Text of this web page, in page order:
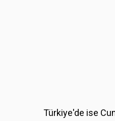
Türkiye'de ise